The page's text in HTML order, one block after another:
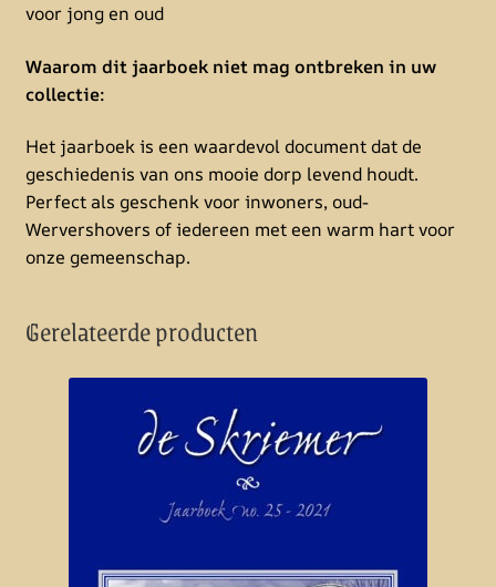
voor jong en oud
Waarom dit jaarboek niet mag ontbreken in uw
collectie:
Het jaarboek is een waardevol document dat de
geschiedenis van ons mooie dorp levend houdt.
Perfect als geschenk voor inwoners, oud-
Wervershovers of iedereen met een warm hart voor
onze gemeenschap.
Gerelateerde producten